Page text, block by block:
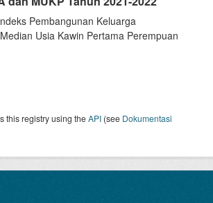
Pembangunan Keluarga
Usia Kawin Pertama Perempuan
this registry using theAPI (see Dokumentasi